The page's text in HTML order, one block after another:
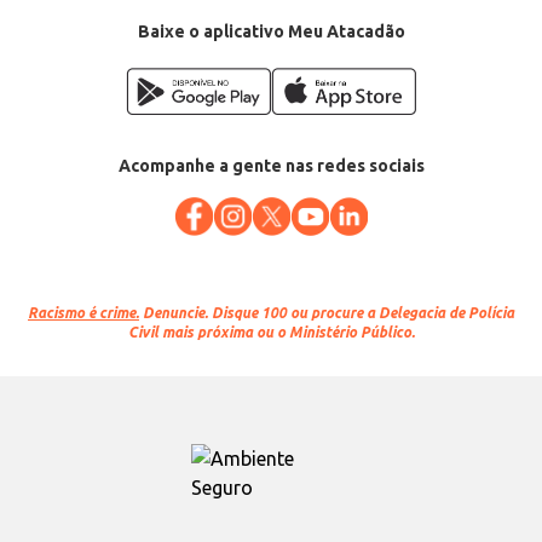
EAN: 7898038710984Baixe o aplicativo Meu Atacadão
Acompanhe a gente nas redes sociais
Racismo é crime. Denuncie. Disque 100 ou procure a Delegacia de Polícia
Civil mais próxima ou o Ministério Público.